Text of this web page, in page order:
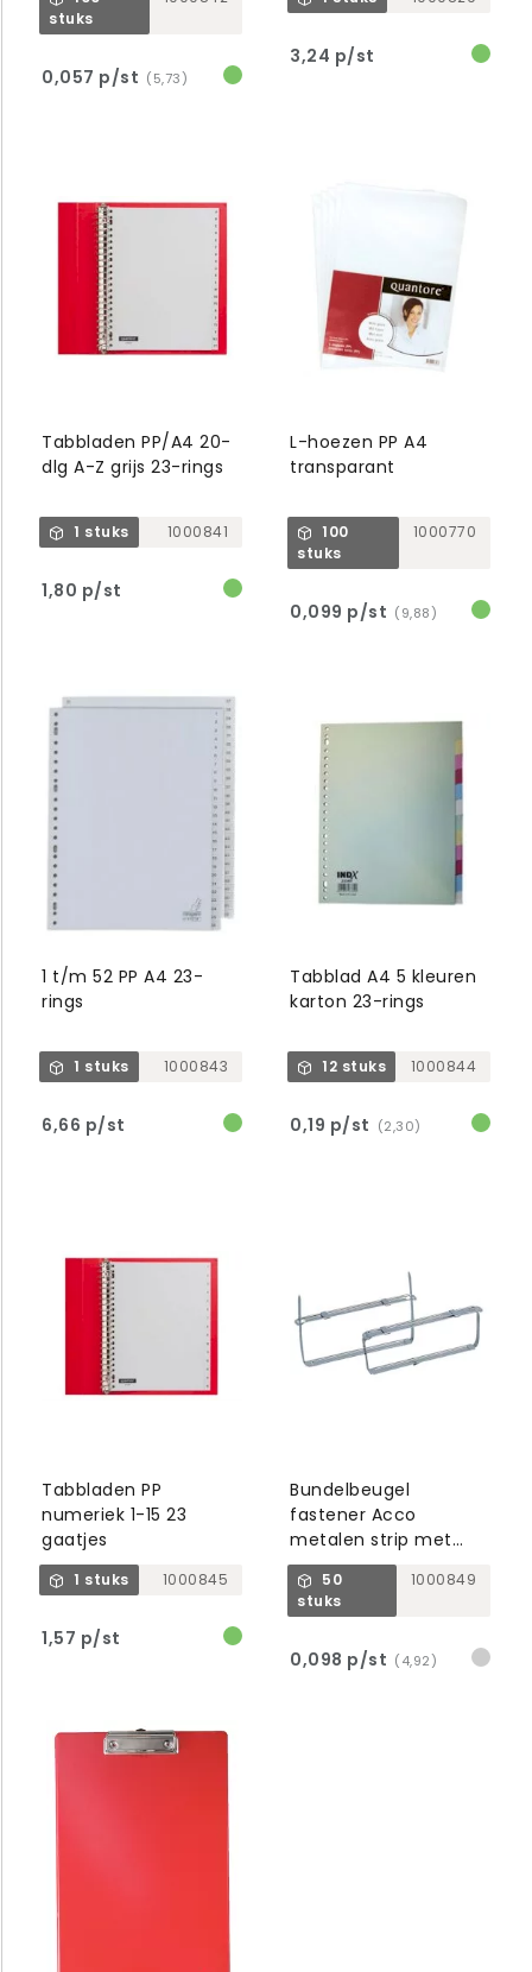
stuks
0,057 p/st (5,73)
3,24 p/st
Tabbladen PP/A4 20-
dlg A-Z grijs 23-rings
1 stuks 1000841
1,80 p/st
L-hoezen PP A4
transparant
100
stuks
1000770
0,099 p/st (9,88)
1 t/m 52 PP A4 23-
rings
1 stuks 1000843
6,66 p/st
Tabblad A4 5 kleuren
karton 23-rings
12 stuks 1000844
0,19 p/st (2,30)
Tabbladen PP
numeriek 1-15 23
gaatjes
1 stuks 1000845
1,57 p/st
Bundelbeugel
fastener Acco
metalen strip met
metalen deklijst
50
stuks
1000849
0,098 p/st (4,92)